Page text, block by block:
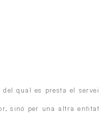
del qual es presta el servei
sinó per una altra entitat